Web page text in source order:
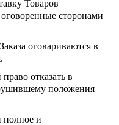
Товаров
сторонами
оговариваются в
отказать в
положения
полное и